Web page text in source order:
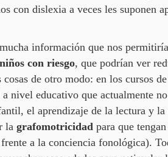
con dislexia a veces les suponen
información que nos
niños con riesgo, que podrían ver
de otro modo: en los cursos
nivel educativo que actualmente
el aprendizaje de la lectura y
la grafomotricidad para que
a la conciencia fonológica).